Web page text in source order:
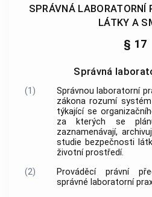
SPRÁVNÁ LABORATORNÍ
LÁTKY A
§ 17
Správná
(1) Správnou laboratorní
zákona rozumí
týkající se
za kterých se
zaznamenávají,
studie bezpečnosti
životní prostředí.
(2)
Prováděcí právní
správné laboratorní